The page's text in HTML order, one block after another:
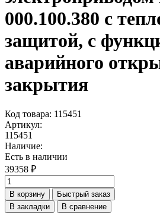
000.100.380 с
защитой, с
аварийного
закрытия
Код товара: 115451
Артикул:
115451
Наличие:
Есть в наличии
39358 ₽
В корзину
Быстрый заказ
В закладки
В сравнение